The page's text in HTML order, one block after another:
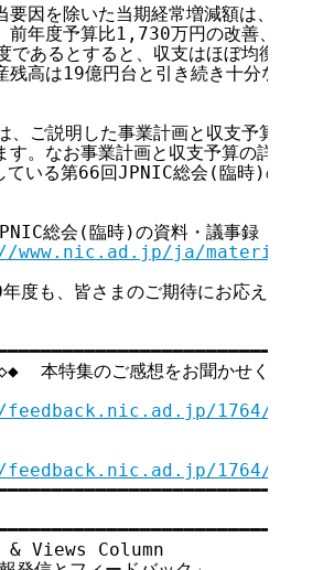
要因を除いた当期経常増減額は、
前年度予算比1,730万円の改善、また配
あるとすると、収支はほぼ均衡する
残高は19億円台と引き続き十分な水準
、ご説明した事業計画と収支予算に基
す。なお事業計画と収支予算の詳細に
ている第66回JPNIC総会(臨時)の資料
総会(臨時)の資料・議事録
ja/materials/
度も、皆さまのご期待にお応えできる
本特集のご感想をお聞かせくだ
た
1764/
た
1764/
& Views Column